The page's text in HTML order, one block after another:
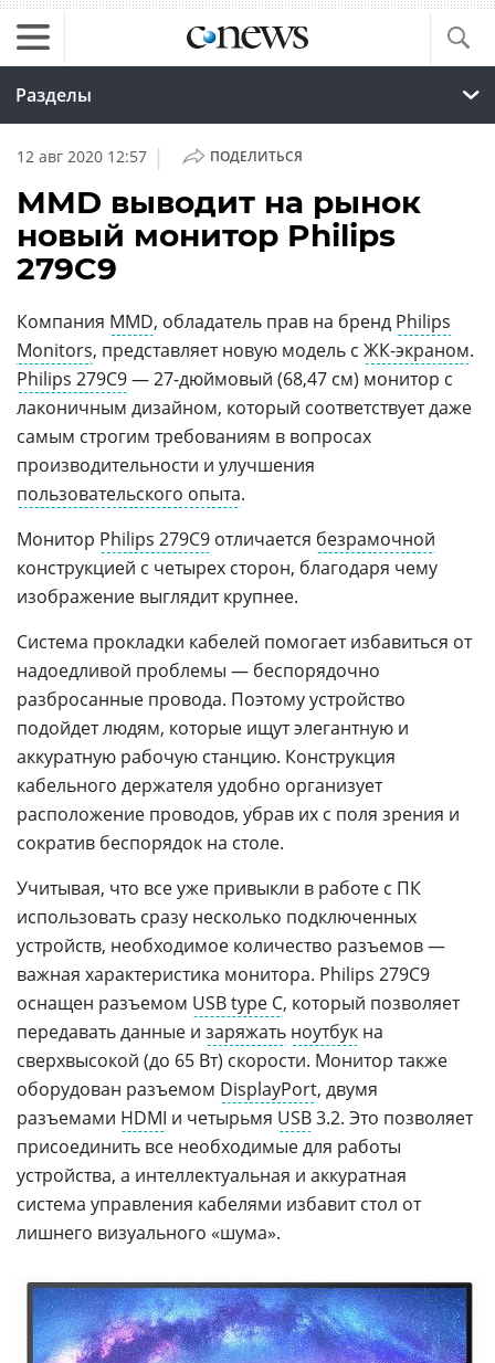
Разделы
12 авг 2020 12:57 | ПОДЕЛИТЬСЯ
MMD выводит на рынок
новый монитор Philips
279C9
Компания MMD, обладатель прав на бренд Philips
Monitors, представляет новую модель с ЖК-экраном.
Philips 279C9— 27-дюймовый (68,47 см) монитор с
лаконичным дизайном, который соответствует даже
самым строгим требованиям в вопросах
производительности и улучшения
пользовательского опыта.
Монитор Philips 279C9 отличается безрамочной
конструкцией с четырех сторон, благодаря чему
изображение выглядит крупнее.
Система прокладки кабелей помогает избавиться от
надоедливой проблемы — беспорядочно
разбросанные провода. Поэтому устройство
подойдет людям, которые ищут элегантную и
аккуратную рабочую станцию. Конструкция
кабельного держателя удобно организует
расположение проводов, убрав их с поля зрения и
сократив беспорядок на столе.
Учитывая, что все уже привыкли в работе с ПК
использовать сразу несколько подключенных
устройств, необходимое количество разъемов —
важная характеристика монитора. Philips 279C9
оснащен разъемом USB type C, который позволяет
передавать данные и заряжать ноутбук на
сверхвысокой (до 65 Вт) скорости. Монитор также
оборудован разъемом DisplayPort, двумя
разъемами HDMI и четырьмя USB3.2. Это позволяет
присоединить все необходимые для работы
устройства, а интеллектуальная и аккуратная
система управления кабелями избавит стол от
лишнего визуального «шума».